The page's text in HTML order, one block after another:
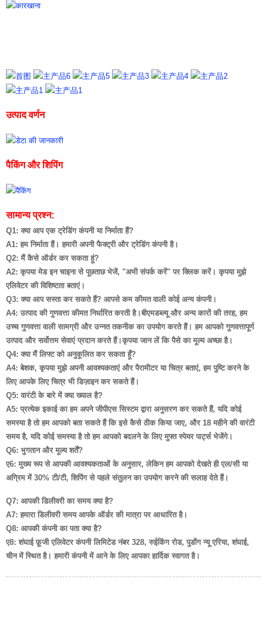
उत्पाद वर्णन
पैकिंग और शिपिंग
सामान्य प्रश्न:
Q1: क्या आप एक ट्रेडिंग कंपनी या निर्माता हैं?
A1: हम निर्माता हैं। हमारी अपनी फैक्ट्री और ट्रेडिंग कंपनी है।
Q2: मैं कैसे ऑर्डर कर सकता हूं?
A2: कृपया मेड इन चाइना से पूछताछ भेजें, "अभी संपर्क करें" पर क्लिक करें। कृपया मुझे
एलिवेटर की विशिष्टता बताएं।
Q3: क्या आप सस्ता कर सकते हैं? आपसे कम कीमत वाली कोई अन्य कंपनी।
A4: उत्पाद की गुणवत्ता कीमत निर्धारित करती है।बीएमडब्ल्यू और अन्य कारों की तरह, हम
उच्च गुणवत्ता वाली सामग्री और उन्नत तकनीक का उपयोग करते हैं। हम आपको गुणवत्तापूर्ण
उत्पाद और सर्वोत्तम सेवाएं प्रदान करते हैं।कृपया जान लें कि पैसे का मूल्य अच्छा है।
Q4: क्या मैं लिफ्ट को अनुकूलित कर सकता हूँ?
A4: बेशक, कृपया मुझे अपनी आवश्यकताएं और पैरामीटर या चित्र बताएं, हम पुष्टि करने के
लिए आपके लिए चित्र भी डिज़ाइन कर सकते हैं।
Q5: वारंटी के बारे में क्या ख्याल है?
A5: प्रत्येक इकाई का हम अपने जीपीएस सिस्टम द्वारा अनुसरण कर सकते हैं, यदि कोई
समस्या है तो हम आपको बता सकते हैं कि इसे कैसे ठीक किया जाए, और 18 महीने की वारंटी
समय है, यदि कोई समस्या है तो हम आपको बदलने के लिए मुफ्त स्पेयर पार्ट्स भेजेंगे।
Q6: भुगतान और मूल्य शर्तें?
ए6: मुख्य रूप से आपकी आवश्यकताओं के अनुसार, लेकिन हम आपको देखते ही एल/सी या
अग्रिम में 30% टी/टी, शिपिंग से पहले संतुलन का उपयोग करने की सलाह देते हैं।
Q7: आपकी डिलीवरी का समय क्या है?
A7: हमारा डिलीवरी समय आपके ऑर्डर की मात्रा पर आधारित है।
Q8: आपकी कंपनी का पता क्या है?
ए8: शंघाई फ़ूजी एलिवेटर कंपनी लिमिटेड नंबर 328, रुईकिंग रोड, पुडोंग न्यू एरिया, शंघाई,
चीन में स्थित है। हमारी कंपनी में आने के लिए आपका हार्दिक स्वागत है।